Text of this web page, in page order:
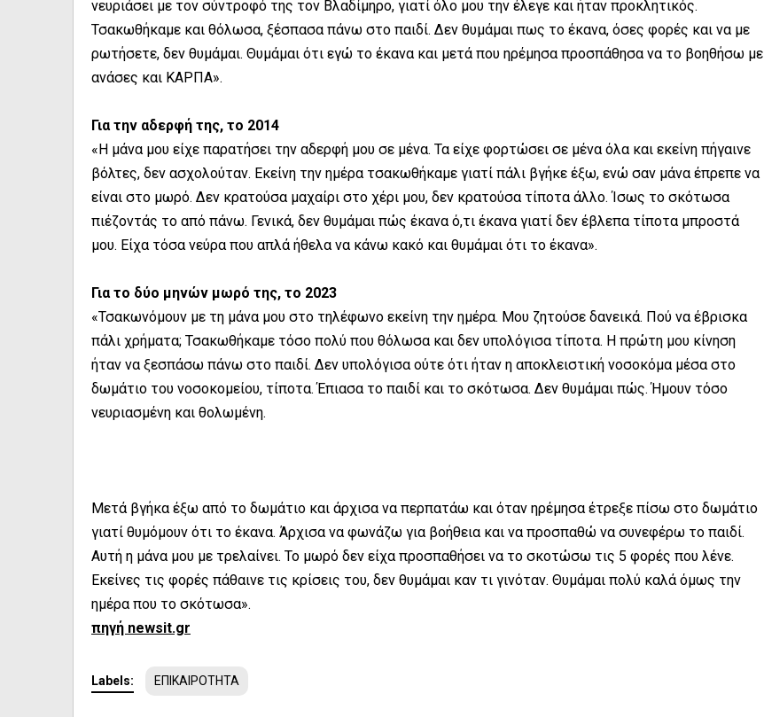
νευριάσει με τον σύντροφό της τον Βλαδίμηρο, γιατί όλο μου την έλεγε και ήταν προκλητικός.
Τσακωθήκαμε και θόλωσα, ξέσπασα πάνω στο παιδί. Δεν θυμάμαι πως το έκανα, όσες φορές και να με
ρωτήσετε, δεν θυμάμαι. Θυμάμαι ότι εγώ το έκανα και μετά που ηρέμησα προσπάθησα να το βοηθήσω με
ανάσες και ΚΑΡΠΑ».
Για την αδερφή της, το 2014
«Η μάνα μου είχε παρατήσει την αδερφή μου σε μένα. Τα είχε φορτώσει σε μένα όλα και εκείνη πήγαινε
βόλτες, δεν ασχολούταν. Εκείνη την ημέρα τσακωθήκαμε γιατί πάλι βγήκε έξω, ενώ σαν μάνα έπρεπε να
είναι στο μωρό. Δεν κρατούσα μαχαίρι στο χέρι μου, δεν κρατούσα τίποτα άλλο. Ίσως το σκότωσα
πιέζοντάς το από πάνω. Γενικά, δεν θυμάμαι πώς έκανα ό,τι έκανα γιατί δεν έβλεπα τίποτα μπροστά
μου. Είχα τόσα νεύρα που απλά ήθελα να κάνω κακό και θυμάμαι ότι το έκανα».
Για το δύο μηνών μωρό της, το 2023
«Τσακωνόμουν με τη μάνα μου στο τηλέφωνο εκείνη την ημέρα. Μου ζητούσε δανεικά. Πού να έβρισκα
πάλι χρήματα; Τσακωθήκαμε τόσο πολύ που θόλωσα και δεν υπολόγισα τίποτα. Η πρώτη μου κίνηση
ήταν να ξεσπάσω πάνω στο παιδί. Δεν υπολόγισα ούτε ότι ήταν η αποκλειστική νοσοκόμα μέσα στο
δωμάτιο του νοσοκομείου, τίποτα. Έπιασα το παιδί και το σκότωσα. Δεν θυμάμαι πώς. Ήμουν τόσο
νευριασμένη και θολωμένη.
Μετά βγήκα έξω από το δωμάτιο και άρχισα να περπατάω και όταν ηρέμησα έτρεξε πίσω στο δωμάτιο
γιατί θυμόμουν ότι το έκανα. Άρχισα να φωνάζω για βοήθεια και να προσπαθώ να συνεφέρω το παιδί.
Αυτή η μάνα μου με τρελαίνει. Το μωρό δεν είχα προσπαθήσει να το σκοτώσω τις 5 φορές που λένε.
Εκείνες τις φορές πάθαινε τις κρίσεις του, δεν θυμάμαι καν τι γινόταν. Θυμάμαι πολύ καλά όμως την
ημέρα που το σκότωσα».
πηγή newsit.gr
Labels: ΕΠΙΚΑΙΡΟΤΗΤΑ